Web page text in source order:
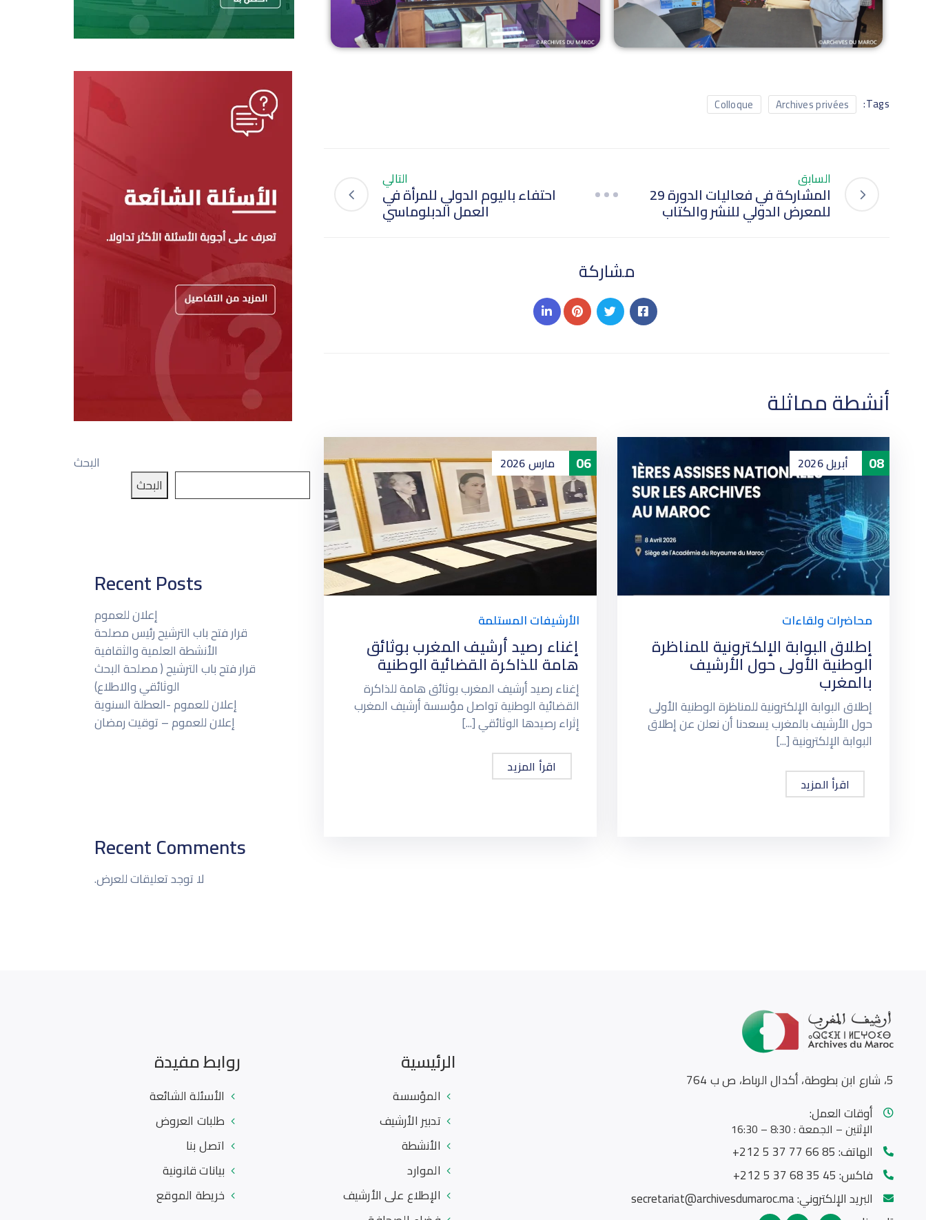
Tags:
Archives privées
Colloque
السابق
المشاركة في فعاليات الدورة 29
للمعرض الدولي للنشر والكتاب
التالي
احتفاء باليوم الدولي للمرأة في
العمل الدبلوماسي
مشاركة
أنشطة مماثلة
08 أبريل2026
محاضرات ولقاءات
إطلاق البوابة الإلكترونية للمناظرة
الوطنية الأولى حول الأرشيف
بالمغرب
إطلاق البوابة الإلكترونية للمناظرة الوطنية الأولى
حول الأرشيف بالمغرب يسعدنا أن نعلن عن إطلاق
البوابة الإلكترونية [...]
اقرأ المزيد
06 مارس2026
الأرشيفات المستلمة
إغناء رصيد أرشيف المغرب بوثائق
هامة للذاكرة القضائية الوطنية
إغناء رصيد أرشيف المغرب بوثائق هامة للذاكرة
القضائية الوطنية تواصل مؤسسة أرشيف المغرب
إثراء رصيدها الوثائقي [...]
اقرأ المزيد
البحث
البحث
Recent Posts
إعلان للعموم
قرار فتح باب الترشيح رئيس مصلحة
الأنشطة العلمية والثقافية
قرار فتح باب الترشيح ( مصلحة البحث
الوثائقي والاطلاع)
إعلان للعموم -العطلة السنوية
إعلان للعموم – توقيت رمضان
Recent Comments
لا توجد تعليقات للعرض.
5، شارع ابن بطوطة، أكدال الرباط، ص ب 764
أوقات العمل:
الإثنين – الجمعة : 8:30 – 16:30
الهاتف:85 66 77 37 5 212+
فاكس:45 35 68 37 5 212+
البريد الإلكتروني:secretariat@archivesdumaroc.ma
الرئيسية
المؤسسة
تدبير الأرشيف
الأنشطة
الموارد
الإطلاع على الأرشيف
روابط مفيدة
الأسئلة الشائعة
طلبات العروض
اتصل بنا
بيانات قانونية
خريطة الموقع